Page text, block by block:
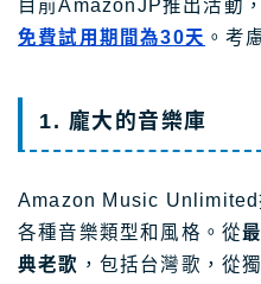
目前AmazonJP推出活動
免費試用期間為30天 。考
1. 龐大的音樂庫
Amazon Music Unlimited
各種音樂類型和風格。從
典老歌 ，包括台灣歌，從